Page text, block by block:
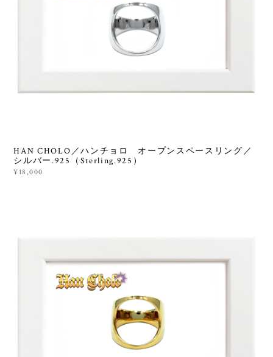
HAN CHOLO／ハンチョロ オープンスペースリング／
シルバー.925（Sterling.925）
¥18,000